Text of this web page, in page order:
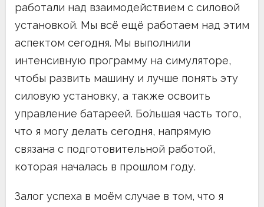
работали над взаимодействием с силовой
установкой. Мы всё ещё работаем над этим
аспектом сегодня. Мы выполнили
интенсивную программу на симуляторе,
чтобы развить машину и лучше понять эту
силовую установку, а также освоить
управление батареей. Бо́льшая часть того,
что я могу делать сегодня, напрямую
связана с подготовительной работой,
которая началась в прошлом году.
Залог успеха в моём случае в том, что я